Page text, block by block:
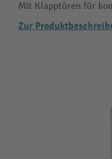
Mit Klapptüren für
Zur